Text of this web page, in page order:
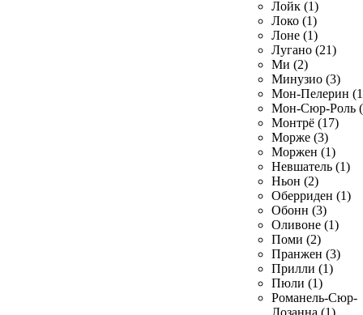
Лойк (1)
Локо (1)
Лоне (1)
Лугано (21)
Ми (2)
Минузио (3)
Мон-Пелерин
Мон-Сюр-Роль
Монтрё (17)
Морже (3)
Моржен (1)
Невшатель (1)
Ньон (2)
Оберриден (1)
Обонн (3)
Оливоне (1)
Поми (2)
Пранжен (3)
Прилли (1)
Пюли (1)
Романель-Сюр-
Лозанна (1)